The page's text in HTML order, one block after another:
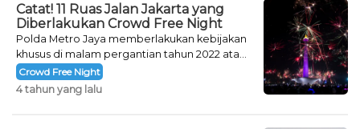
Catat! 11 Ruas Jalan Jakarta yang
Diberlakukan Crowd Free Night
Polda Metro Jaya memberlakukan kebijakan
khusus di malam pergantian tahun 2022 atau
Crowd Free Night selama dua hari.
Crowd Free Night
4 tahun yang lalu